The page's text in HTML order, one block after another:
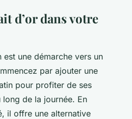
d’or dans votre
est une démarche vers un
par ajouter une
pour profiter de ses
de la journée. En
il offre une alternative